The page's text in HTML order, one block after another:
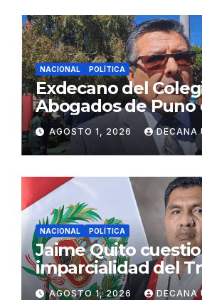
NACIONAL POLÍTICA
Exdecano del
Abogados de Puno
propuestas sobre
ciudadana
AGOSTO 1, 2026 DECANA
NACIONAL POLÍTICA
Jaime Quito
imparcialidad del
Constitucional tras
AGOSTO 1, 2026 DECANA